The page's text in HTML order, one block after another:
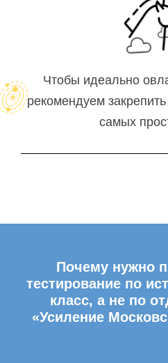
Чтобы идеально
рекомендуем
самых
Почему нужно
тестирование по
класс, а не по
«Усиление